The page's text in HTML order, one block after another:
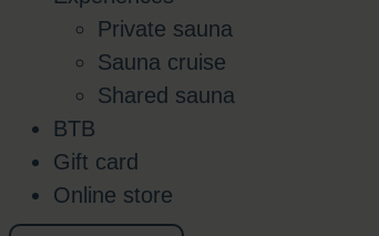
Private sauna
Sauna cruise
Shared sauna
BTB
Gift card
Online store